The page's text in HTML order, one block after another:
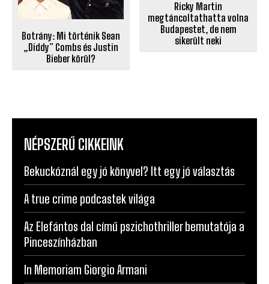
Botrány: Mi történik Sean
„Diddy” Combs és Justin
Bieber körül?
Ricky Martin
megtáncoltathatta volna
Budapestet, de nem
sikerült neki
NÉPSZERŰ CIKKEINK
Bekuckóznál egy jó könyvel? Itt egy jó választás
A true crime podcastek világa
Az Elefántos dal című pszichothriller bemutatója a
Pinceszínházban
In Memoriam Giorgio Armani